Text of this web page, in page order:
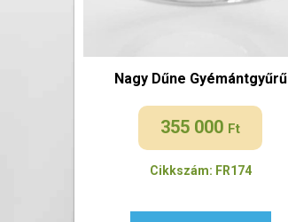
Nagy Dűne Gyémántgyűrű
355 000 Ft
Cikkszám: FR174